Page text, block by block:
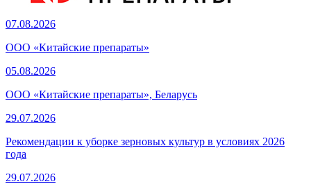
07.08.2026
ООО «Китайские препараты»
05.08.2026
ООО «Китайские препараты», Беларусь
29.07.2026
Рекомендации к уборке зерновых культур в условиях 2026
года
29.07.2026